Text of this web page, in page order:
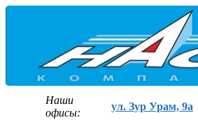
Наши
офисы:
ул. Зур Урам, 9а